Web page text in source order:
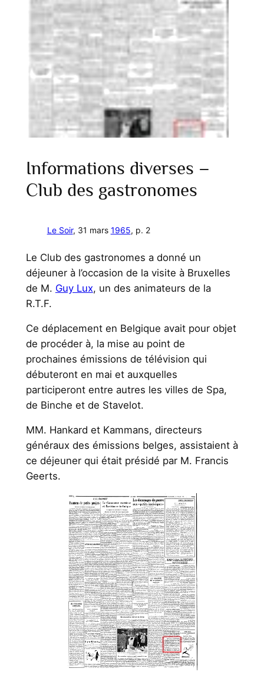
Informations diverses –
Club des gastronomes
Le Soir, 31 mars 1965, p. 2
Le Club des gastronomes a donné un
déjeuner à l’occasion de la visite à Bruxelles
de M. Guy Lux, un des animateurs de la
R.T.F.
Ce déplacement en Belgique avait pour objet
de procéder à, la mise au point de
prochaines émissions de télévision qui
débuteront en mai et auxquelles
participeront entre autres les villes de Spa,
de Binche et de Stavelot.
MM. Hankard et Kammans, directeurs
généraux des émissions belges, assistaient à
ce déjeuner qui était présidé par M. Francis
Geerts.